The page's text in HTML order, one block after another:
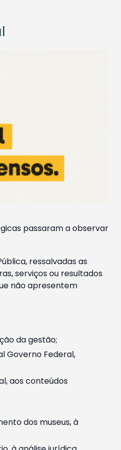
passaram a observar
ressalvadas as
serviços ou resultados
não apresentem
da gestão;
Governo Federal,
aos conteúdos
dos museus, à